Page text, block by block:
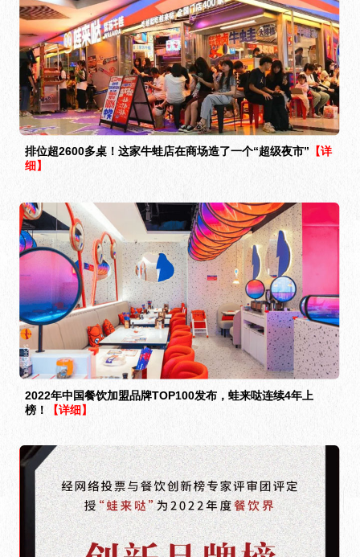
排位超2600多桌！这家牛蛙店在商场造了一个“超级夜市” 【详
细】
2022年中国餐饮加盟品牌TOP100发布，蛙来哒连续4年上
榜！
【详细】